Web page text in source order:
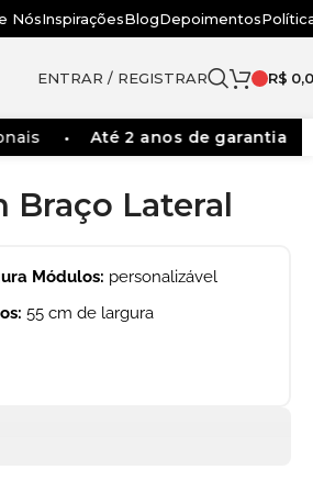
NósInspiraçõesBlogDepoimentos
ENTRAR / REGISTRAR R$
Até 2 anos de garantia
Braço Lateral
Módulos: personalizável
55 cm de largura